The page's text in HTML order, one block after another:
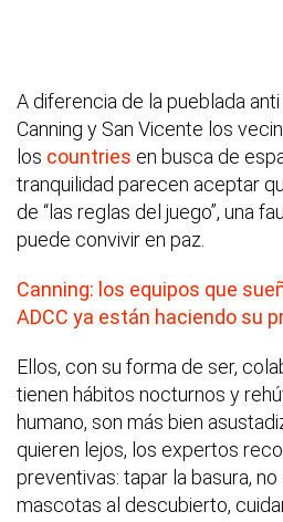
A diferencia de la pueblada anti
Canning y San Vicente los
los countries en busca de
tranquilidad parecen aceptar
de “las reglas del juego”, una
puede convivir en paz.
Canning: los equipos que
ADCC ya están haciendo su
Ellos, con su forma de ser,
tienen hábitos nocturnos y
humano, son más bien
quieren lejos, los expertos
preventivas: tapar la basura,
mascotas al descubierto,